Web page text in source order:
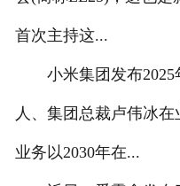
首次主持这...
小米集团发布2025
人、集团总裁卢伟冰
业务以2030年在...